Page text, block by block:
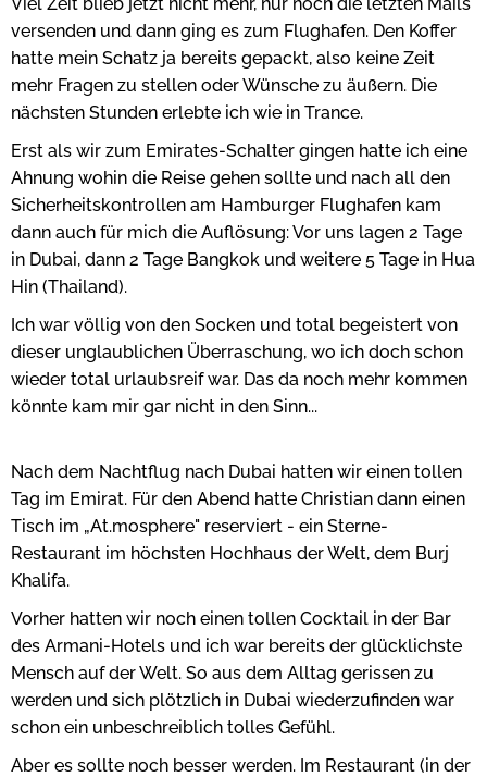
versenden und dann ging es zum Flughafen. Den Koffer
hatte mein Schatz ja bereits gepackt, also keine Zeit
mehr Fragen zu stellen oder Wünsche zu äußern. Die
nächsten Stunden erlebte ich wie in Trance.
Erst als wir zum Emirates-Schalter gingen hatte ich eine
Ahnung wohin die Reise gehen sollte und nach all den
Sicherheitskontrollen am Hamburger Flughafen kam
dann auch für mich die Auflösung: Vor uns lagen 2 Tage
in Dubai, dann 2 Tage Bangkok und weitere 5 Tage in Hua
Hin (Thailand).
Ich war völlig von den Socken und total begeistert von
dieser unglaublichen Überraschung, wo ich doch schon
wieder total urlaubsreif war. Das da noch mehr kommen
könnte kam mir gar nicht in den Sinn...
Nach dem Nachtflug nach Dubai hatten wir einen tollen
Tag im Emirat. Für den Abend hatte Christian dann einen
Tisch im „At.mosphere" reserviert - ein Sterne-
Restaurant im höchsten Hochhaus der Welt, dem Burj
Khalifa.
Vorher hatten wir noch einen tollen Cocktail in der Bar
des Armani-Hotels und ich war bereits der glücklichste
Mensch auf der Welt. So aus dem Alltag gerissen zu
werden und sich plötzlich in Dubai wiederzufinden war
schon ein unbeschreiblich tolles Gefühl.
Aber es sollte noch besser werden. Im Restaurant (in der